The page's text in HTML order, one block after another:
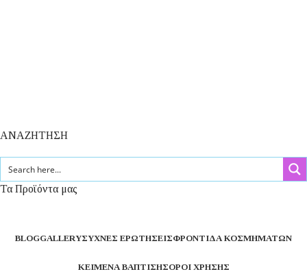
ΑΝΑΖΗΤΗΣΗ
Τα Προϊόντα μας
BLOGGALLERYΣΥΧΝΈΣ ΕΡΩΤΉΣΕΙΣΦΡΟΝΤΊΔΑ ΚΟΣΜΗΜΆΤΩΝ
ΚΕΊΜΕΝΑ ΒΆΠΤΙΣΗΣΌΡΟΙ ΧΡΉΣΗΣ